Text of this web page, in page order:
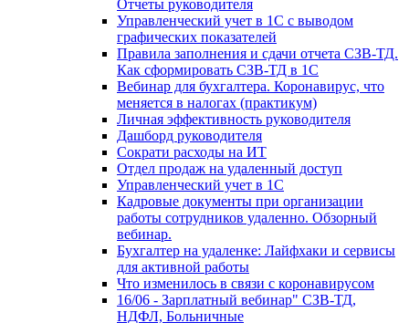
Отчеты руководителя
Управленческий учет в 1С с выводом
графических показателей
Правила заполнения и сдачи отчета СЗВ-ТД.
Как сформировать СЗВ-ТД в 1С
Вебинар для бухгалтера. Коронавирус, что
меняется в налогах (практикум)
Личная эффективность руководителя
Дашборд руководителя
Сократи расходы на ИТ
Отдел продаж на удаленный доступ
Управленческий учет в 1С
Кадровые документы при организации
работы сотрудников удаленно. Обзорный
вебинар.
Бухгалтер на удаленке: Лайфхаки и сервисы
для активной работы
Что изменилось в связи с коронавирусом
16/06 - Зарплатный вебинар" СЗВ-ТД,
НДФЛ, Больничные